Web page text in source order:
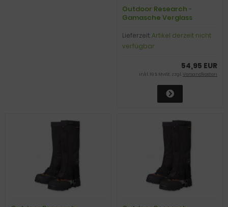
Outdoor Research -
Gamasche Verglass
Lieferzeit:Artikel derzeit nicht
verfügbar
54,95 EUR
inkl. 19 % MwSt. zzgl.Versandkosten